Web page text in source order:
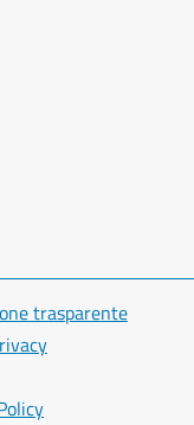
trasparente